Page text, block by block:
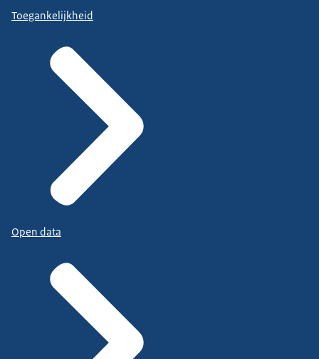
Toegankelijkheid
Open data